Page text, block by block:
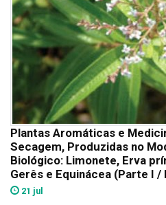
Plantas Aromáticas e
Secagem, Produzidas no
Biológico: Limonete, Erva
Gerês e Equinácea (Parte I /
21 jul